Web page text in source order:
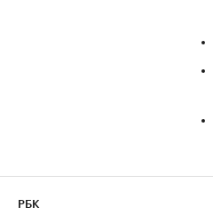
РБК